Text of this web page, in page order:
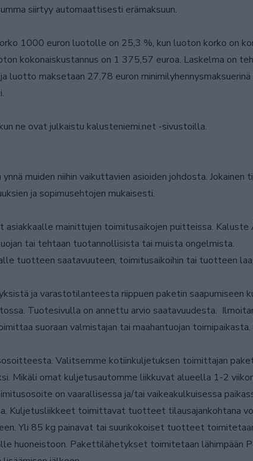
siirtyy automaattisesti erämaksuun.
1000 euron luotolle on 25,3 %, kun luoton korko on
kokonaiskustannus on 1 375,57 euroa. Laskelma
luotto maksetaan 27,78 euron
ne ovat julkaistu kalusteniemi.net -sivustoilla.
muiden niihin vaikuttavien asioiden johdosta.
ja sopimusehtojen mukaisesti.
mainittujen toimitusaikojen puitteissa. Kaluste
tai tehtaan tuotannollisista tai muista ongelmista.
tuotteen saatavuuteen, toimitusaikoihin tai tuotteen
ja varastotilanteesta riippuen paketin saapumiseen
Tuotesivulla on annettu arvio saatavuudesta.
suoraan valmistajan tai maahantuojan
Valitsemme kotiinkuljetuksen toimittajan
Mikäli omat kuljetusautomme liikkuvat alueella 1-2
on vaarallisessa ja/tai vaikeakulkuisessa
Kuljetusliikkeet toimittavat tuotteet tilausajankohtana
Yli 85 kg painavat tai suurikokoiset tuotteet
huoneistoon. Pakettilähetykset toimitetaan lähimpään